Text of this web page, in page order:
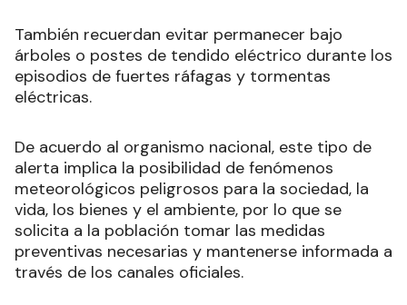
También recuerdan evitar permanecer bajo
árboles o postes de tendido eléctrico durante los
episodios de fuertes ráfagas y tormentas
eléctricas.
De acuerdo al organismo nacional, este tipo de
alerta implica la posibilidad de fenómenos
meteorológicos peligrosos para la sociedad, la
vida, los bienes y el ambiente, por lo que se
solicita a la población tomar las medidas
preventivas necesarias y mantenerse informada a
través de los canales oficiales.